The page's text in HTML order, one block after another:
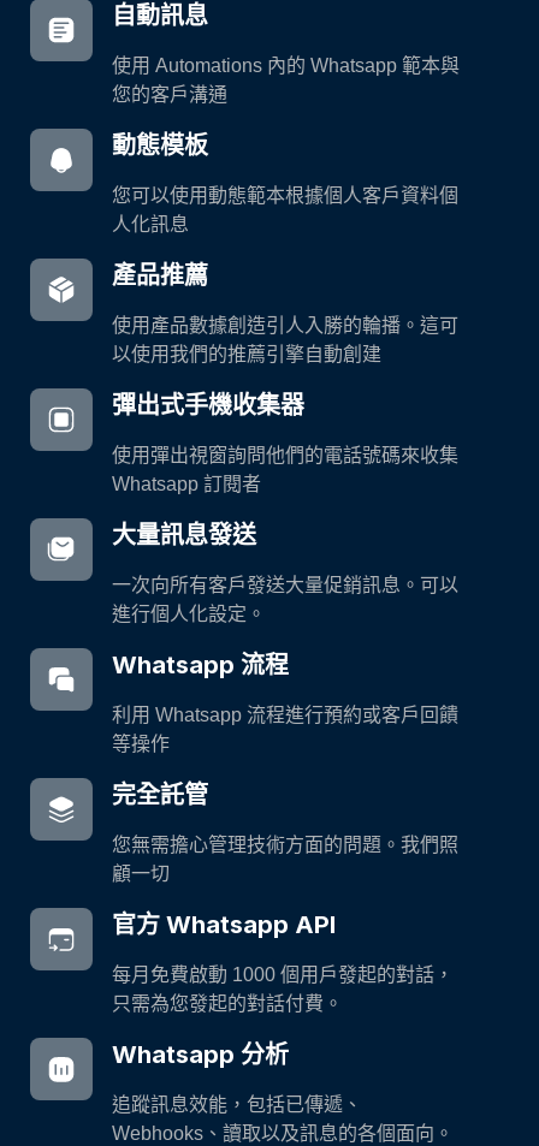
自動訊息
使用 Automations 內的 Whatsapp 範本與
您的客戶溝通
動態模板
您可以使用動態範本根據個人客戶資料個
人化訊息
產品推薦
使用產品數據創造引人入勝的輪播。這可
以使用我們的推薦引擎自動創建
彈出式手機收集器
使用彈出視窗詢問他們的電話號碼來收集
Whatsapp 訂閱者
大量訊息發送
一次向所有客戶發送大量促銷訊息。可以
進行個人化設定。
Whatsapp 流程
利用 Whatsapp 流程進行預約或客戶回饋
等操作
完全託管
您無需擔心管理技術方面的問題。我們照
顧一切
官方 Whatsapp API
每月免費啟動 1000 個用戶發起的對話，
只需為您發起的對話付費。
Whatsapp 分析
追蹤訊息效能，包括已傳遞、
Webhooks、讀取以及訊息的各個面向。